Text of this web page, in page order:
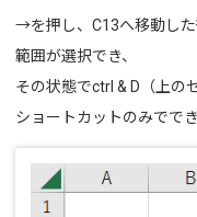
→を押し、C13へ移動し
範囲が選択でき、
その状態でctrl & D（上の
ショートカットのみででき